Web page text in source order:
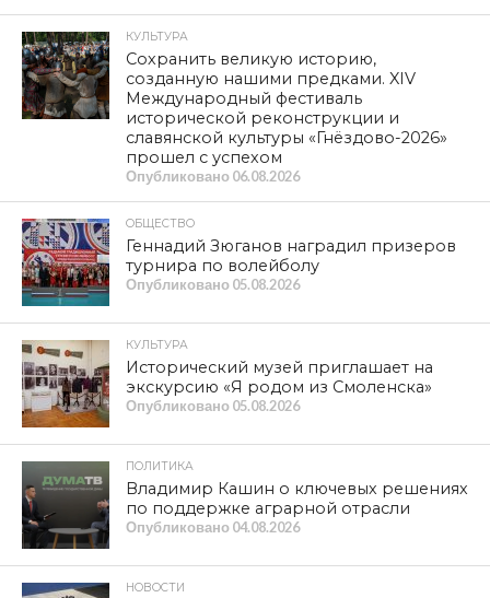
КУЛЬТУРА
Сохранить великую историю,
созданную нашими предками. XIV
Международный фестиваль
исторической реконструкции и
славянской культуры «Гнёздово-2026»
прошел с успехом
Опубликовано 06.08.2026
ОБЩЕСТВО
Геннадий Зюганов наградил призеров
турнира по волейболу
Опубликовано 05.08.2026
КУЛЬТУРА
Исторический музей приглашает на
экскурсию «Я родом из Смоленска»
Опубликовано 05.08.2026
ПОЛИТИКА
Владимир Кашин о ключевых решениях
по поддержке аграрной отрасли
Опубликовано 04.08.2026
НОВОСТИ